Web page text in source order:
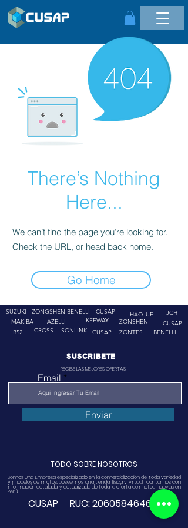
There’s Nothing
Here...
We can’t find the page you’re looking for.
Check the URL, or head back home.
Go Home
SUZUKI
ZONGSHEN
MAKIBA
AZELLI
BENELLI
CUSAP
KEEWAY
B52
CROSS SONLINK CUSAP
HAOJUE
JCH
ZONSHEN
ZONTES
CUSAP
BENELLI
SUSCRIBETE
RECIBE LAS MEJORES OFERTAS
Email
Enviar
TODO SOBRE NOSOTROS
Somos Una Empresa especializado en la comercialización de toda variedad
y modelos de motos, poseemos una tienda física y virtual. contamos con
información detallada y actualizada de toda la oferta de motos nuevas en
Perú.
CUSAP RUC:20605846468